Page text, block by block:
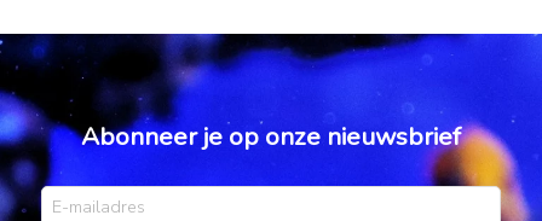
Abonneer je op onze nieuwsbrief
E-mailadres